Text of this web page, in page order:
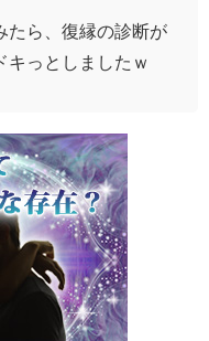
ら、 復縁の診断が
キっとしましたｗ